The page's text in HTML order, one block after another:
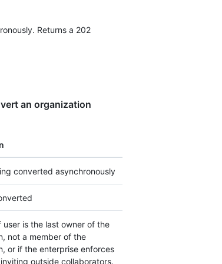
Returns a 202
an organization
converted asynchronously
user is the last owner of the
not a member of the
or if the enterprise enforces
outside collaborators.